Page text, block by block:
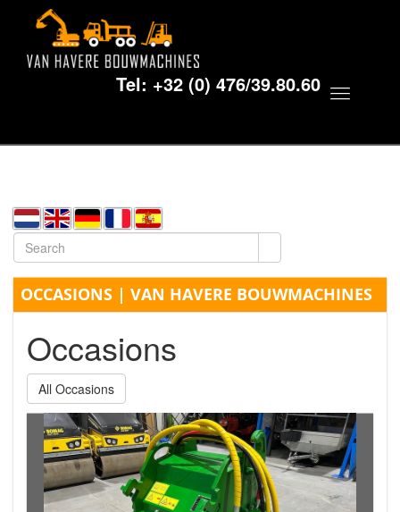
Tel: +32 (0) 476/39.80.60
Toggle
OCCASIONS | VAN HAVERE BOUWMACHINES
Occasions
All Occasions